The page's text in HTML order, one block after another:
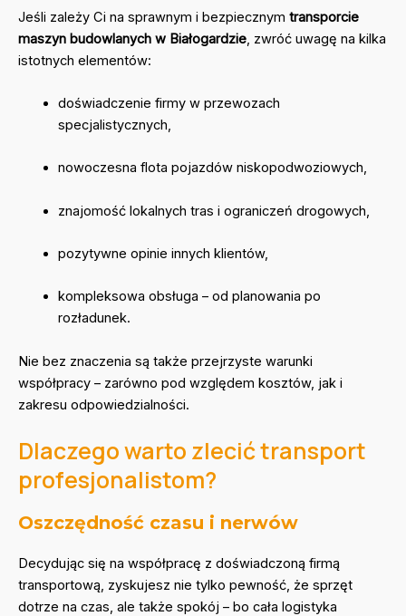
Jeśli zależy Ci na sprawnym i bezpiecznym transporcie
maszyn budowlanych w Białogardzie, zwróć uwagę na kilka
istotnych elementów:
doświadczenie firmy w przewozach
specjalistycznych,
nowoczesna flota pojazdów niskopodwoziowych,
znajomość lokalnych tras i ograniczeń drogowych,
pozytywne opinie innych klientów,
kompleksowa obsługa – od planowania po
rozładunek.
Nie bez znaczenia są także przejrzyste warunki
współpracy – zarówno pod względem kosztów, jak i
zakresu odpowiedzialności.
Dlaczego warto zlecić transport
profesjonalistom?
Oszczędność czasu i nerwów
Decydując się na współpracę z doświadczoną firmą
transportową, zyskujesz nie tylko pewność, że sprzęt
dotrze na czas, ale także spokój – bo cała logistyka